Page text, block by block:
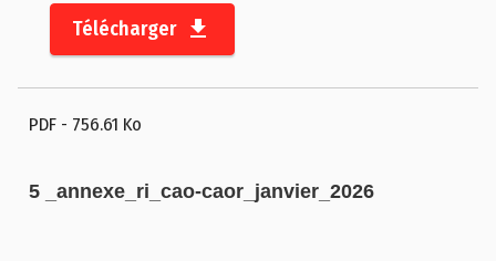
Télécharger
PDF - 756.61 Ko
5 _annexe_ri_cao-caor_janvier_2026